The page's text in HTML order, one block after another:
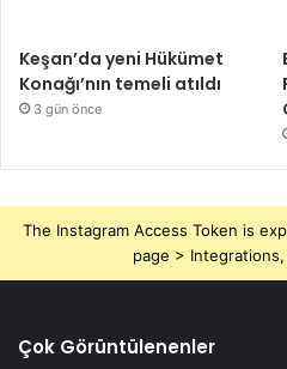
Keşan’da yeni Hükümet
Konağı’nın temeli atıldı
3 gün önce
The Instagram Access Token is
page >
Çok Görüntülenenler